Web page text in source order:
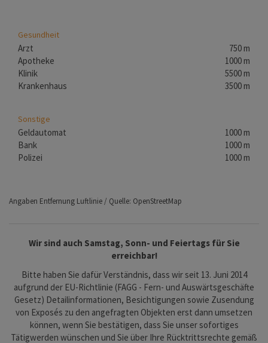
Gesundheit
Arzt
750 m
Apotheke
1000 m
Klinik
5500 m
Krankenhaus
3500 m
Sonstige
Geldautomat
1000 m
Bank
1000 m
Polizei
1000 m
Angaben Entfernung Luftlinie / Quelle: OpenStreetMap
Wir sind auch Samstag, Sonn- und Feiertags für Sie
erreichbar!
Bitte haben Sie dafür Verständnis, dass wir seit 13. Juni 2014
aufgrund der EU-Richtlinie (FAGG - Fern- und Auswärtsgeschäfte
Gesetz) Detailinformationen, Besichtigungen sowie Zusendung
von Exposés zu den angefragten Objekten erst dann umsetzen
können, wenn Sie bestätigen, dass Sie unser sofortiges
Tätigwerden wünschen und Sie über Ihre Rücktrittsrechte gemäß